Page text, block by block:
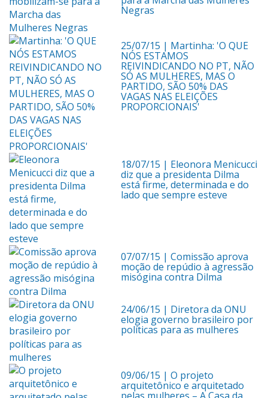
Negras
25/07/15 | Martinha: 'O QUE
NÓS ESTAMOS
REIVINDICANDO NO PT, NÃO
SÓ AS MULHERES, MAS O
PARTIDO, SÃO 50% DAS
VAGAS NAS ELEIÇÕES
PROPORCIONAIS'
18/07/15 | Eleonora Menicucci
diz que a presidenta Dilma
está firme, determinada e do
lado que sempre esteve
07/07/15 | Comissão aprova
moção de repúdio à agressão
misógina contra Dilma
24/06/15 | Diretora da ONU
elogia governo brasileiro por
políticas para as mulheres
09/06/15 | O projeto
arquitetônico e arquitetado